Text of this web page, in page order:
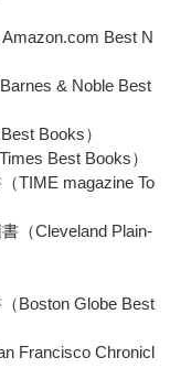
Best N
& Noble Best
Books）
Best Books）
TIME magazine To
（Cleveland Plain-
Boston Globe Best
Francisco Chronicl